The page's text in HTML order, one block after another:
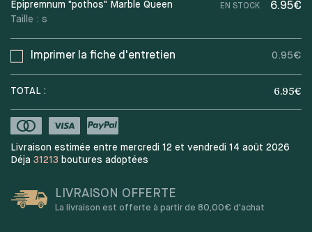
Epipremnum "pothos" Marble Queen
Taille : s
EN STOCK 6.95€
Imprimer la fiche d'entretien 0.95€
TOTAL : 6.95€
Livraison estimée entre mercredi 12 et vendredi 14 août 2026
Déja 31213 boutures adoptées
LIVRAISON OFFERTE
La livraison est offerte à partir de 80,00€ d'achat